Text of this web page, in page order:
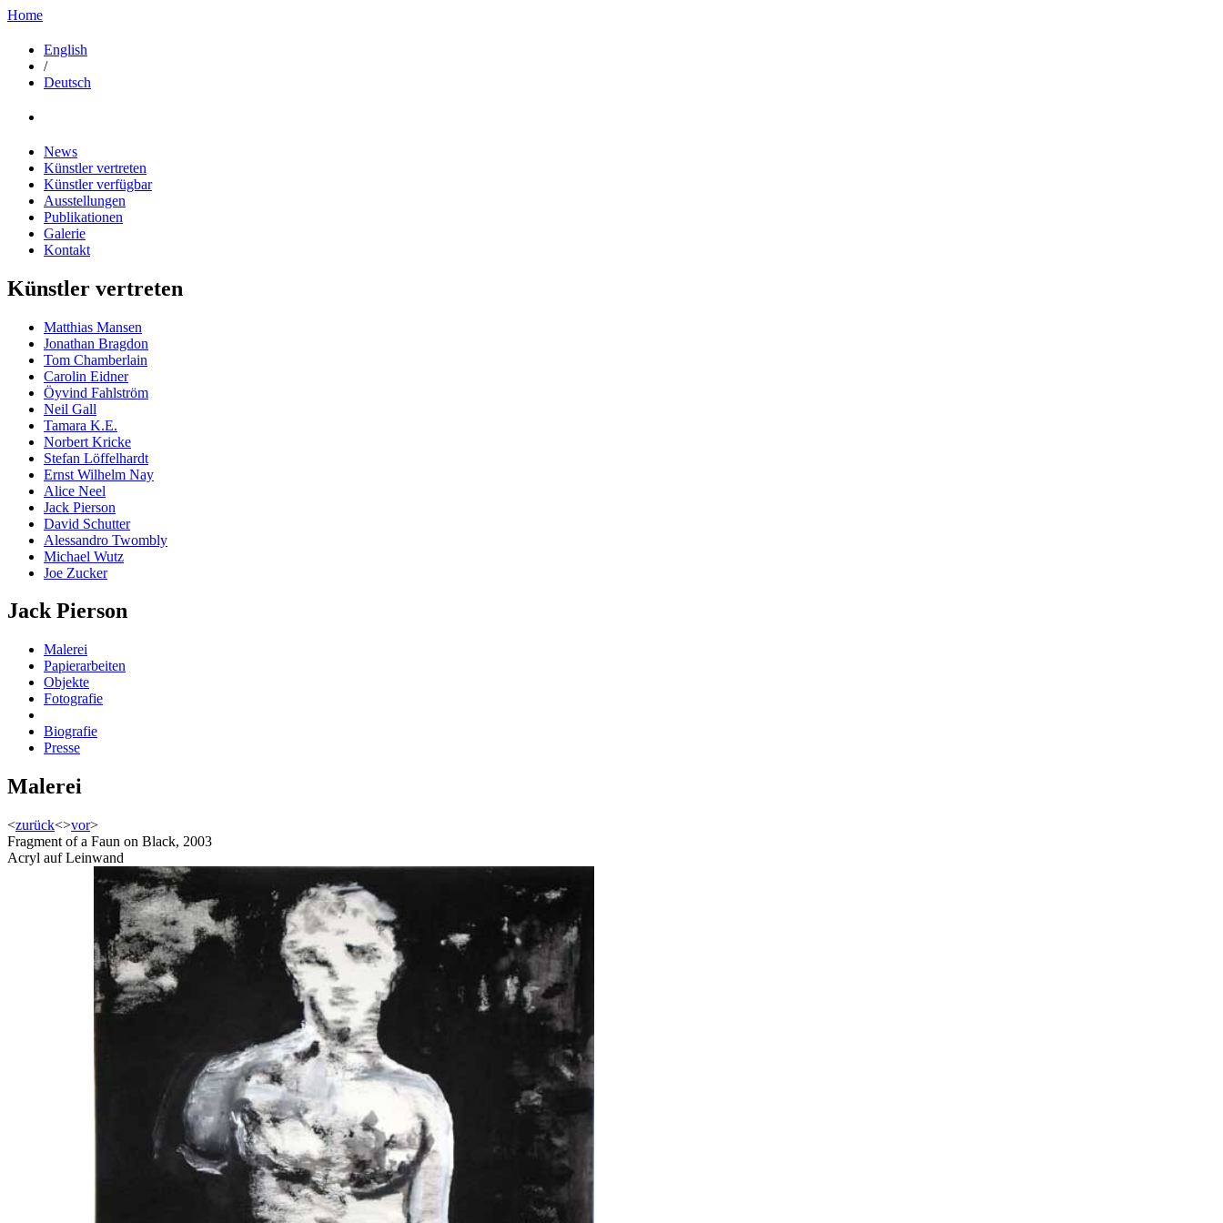
Home
English
/
Deutsch
News
Künstler vertreten
Künstler verfügbar
Ausstellungen
Publikationen
Galerie
Kontakt
Künstler vertreten
Matthias Mansen
Jonathan Bragdon
Tom Chamberlain
Carolin Eidner
Öyvind Fahlström
Neil Gall
Tamara K.E.
Norbert Kricke
Stefan Löffelhardt
Ernst Wilhelm Nay
Alice Neel
Jack Pierson
David Schutter
Alessandro Twombly
Michael Wutz
Joe Zucker
Jack Pierson
Malerei
Papierarbeiten
Objekte
Fotografie
Biografie
Presse
Malerei
<zurück<>vor>
Fragment of a Faun on Black, 2003
Acryl auf Leinwand